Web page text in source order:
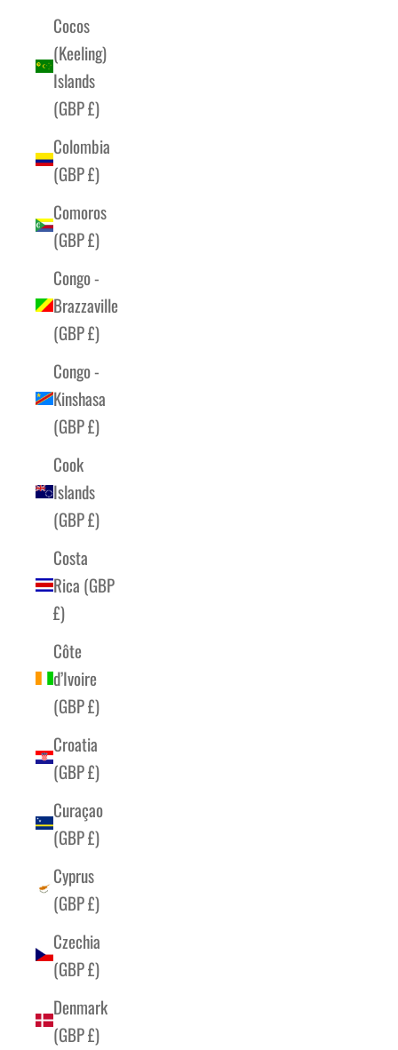
Cocos
(Keeling)
Islands
(GBP £)
Colombia
(GBP £)
Comoros
(GBP £)
Congo -
Brazzaville
(GBP £)
Congo -
Kinshasa
(GBP £)
Cook
Islands
(GBP £)
Costa
Rica (GBP
£)
Côte
d’Ivoire
(GBP £)
Croatia
(GBP £)
Curaçao
(GBP £)
Cyprus
(GBP £)
Czechia
(GBP £)
Denmark
(GBP £)